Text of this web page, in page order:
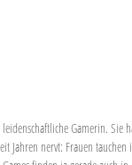
leidenschaftliche Gamerin.
Jahren nervt: Frauen